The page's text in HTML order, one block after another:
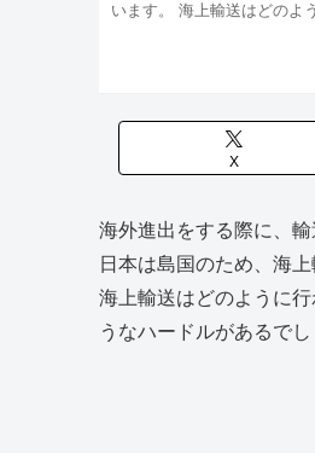
います。 海上輸送はどのよ
X
海外進出をする際に、
日本は島国のため、海
海上輸送はどのように
うなハードルがあるでし